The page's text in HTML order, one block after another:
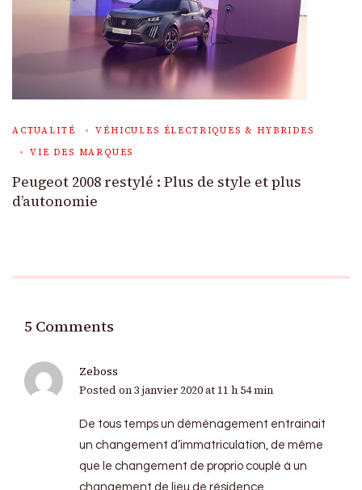
ACTUALITÉ
VÉHICULES ÉLECTRIQUES & HYBRIDES
VIE DES MARQUES
Peugeot 2008 restylé : Plus de style et plus
d’autonomie
5 Comments
Zeboss
Posted on3 janvier 2020 at 11 h 54 min
De tous temps un déménagement entrainait
un changement d’immatriculation, de même
que le changement de proprio couplé à un
changement de lieu de résidence